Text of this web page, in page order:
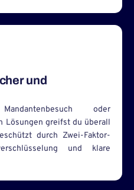
und
oder
Lösungen greifst du überall
durch Zwei-Faktor-
und klare